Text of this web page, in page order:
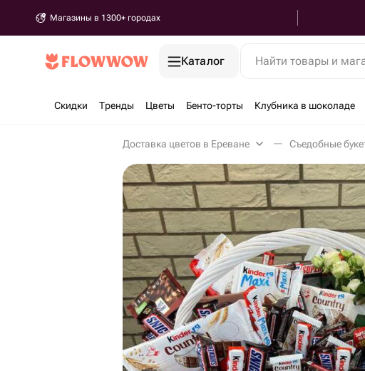
Магазины в 1300+ городах
Каталог Найти товары и
Скидки Тренды Цветы Бенто-торты Клубника в шоколаде
Доставка цветов в Ереване Съедобные